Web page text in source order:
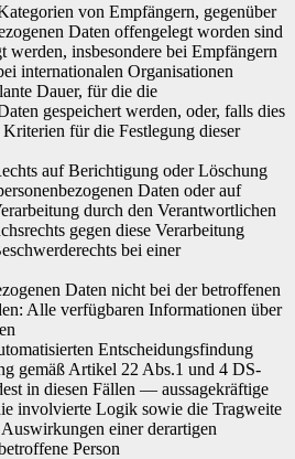
von Empfängern, gegenüber
Daten offengelegt worden sind
werden, insbesondere bei Empfängern
internationalen Organisationen
Dauer, für die die
gespeichert werden, oder, falls dies
für die Festlegung dieser
auf Berichtigung oder Löschung
Daten oder auf
durch den Verantwortlichen
gegen diese Verarbeitung
bei einer
Daten nicht bei der betroffenen
Alle verfügbaren Informationen über
Entscheidungsfindung
gemäß Artikel 22 Abs.1 und 4 DS-
in diesen Fällen — aussagekräftige
involvierte Logik sowie die Tragweite
einer derartigen
Person